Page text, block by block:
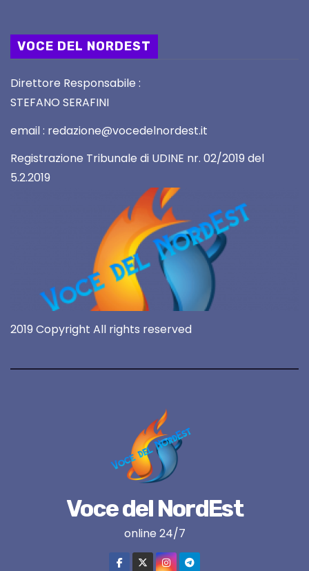
VOCE DEL NORDEST
Direttore Responsabile :
STEFANO SERAFINI
email : redazione@vocedelnordest.it
Registrazione Tribunale di UDINE nr. 02/2019 del
5.2.2019
2019 Copyright All rights reserved
Voce del NordEst
online 24/7